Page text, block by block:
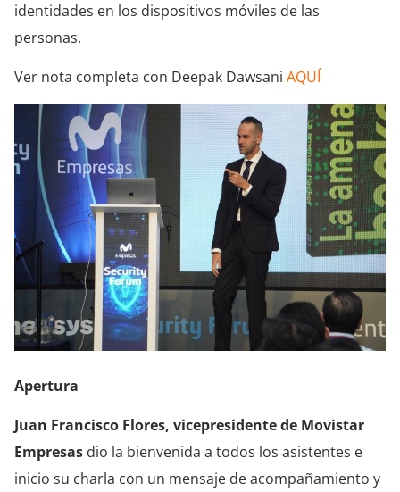
identidades en los dispositivos móviles de las
personas.
Ver nota completa con Deepak Dawsani AQUÍ
Apertura
Juan Francisco Flores, vicepresidente de Movistar
Empresas dio la bienvenida a todos los asistentes e
inicio su charla con un mensaje de acompañamiento y